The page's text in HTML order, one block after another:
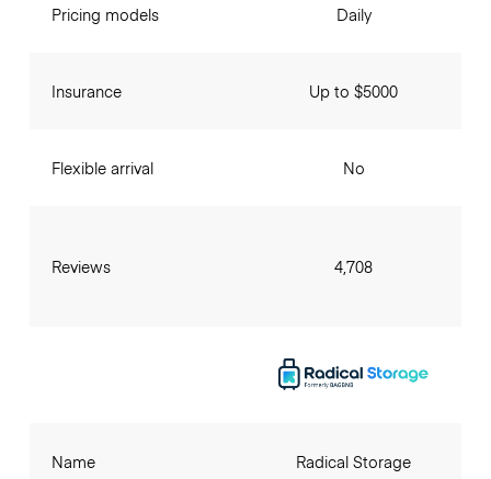
Pricing models
Insurance
Flexible arrival
Reviews
Daily
Up to $5000
No
4,708
Name Radical Storage